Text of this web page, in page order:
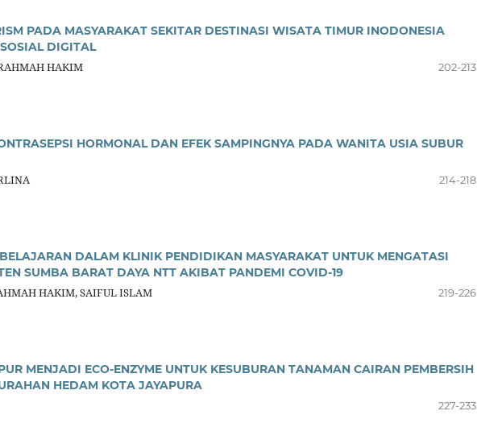
PADA MASYARAKAT SEKITAR DESTINASI WISATA TIMUR INODONESIA
DIGITAL
HAKIM
202-213
HORMONAL DAN EFEK SAMPINGNYA PADA WANITA USIA SUBUR
214-218
DALAM KLINIK PENDIDIKAN MASYARAKAT UNTUK MENGATASI
SUMBA BARAT DAYA NTT AKIBAT PANDEMI COVID-19
HAKIM, SAIFUL ISLAM
219-226
MENJADI ECO-ENZYME UNTUK KESUBURAN TANAMAN CAIRAN PEMBERSIH
HEDAM KOTA JAYAPURA
227-233